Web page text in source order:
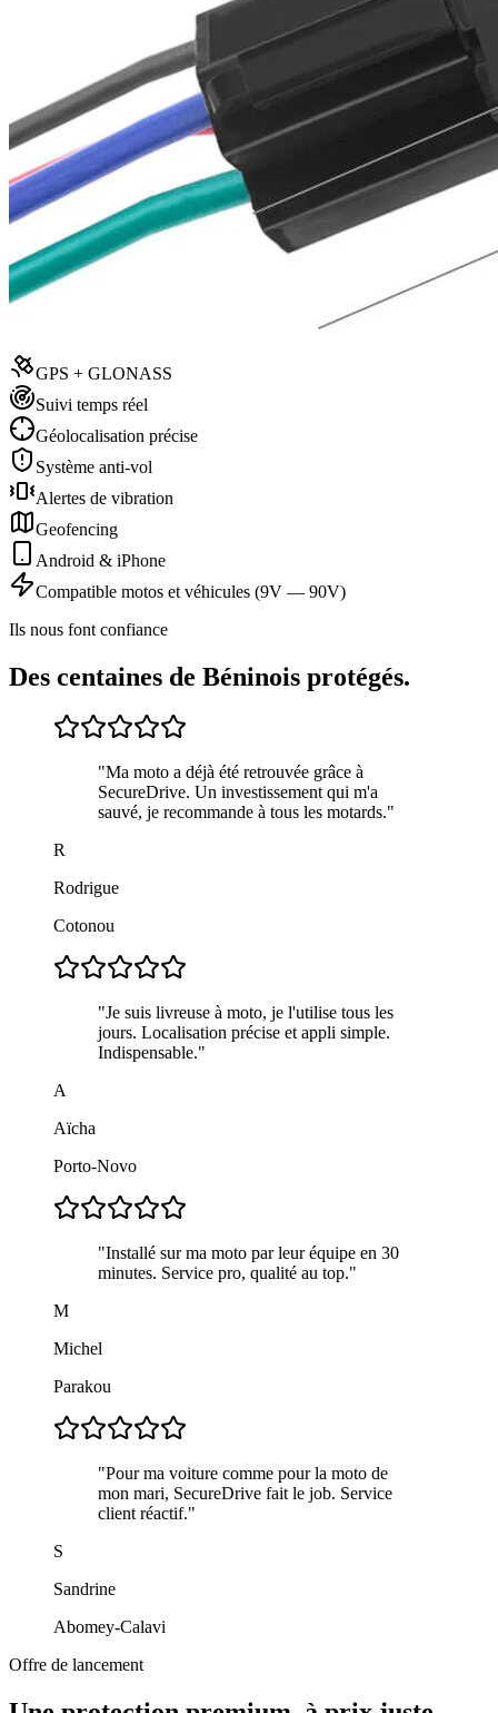
GPS + GLONASS
Suivi temps réel
Géolocalisation précise
Système anti-vol
Alertes de vibration
Geofencing
Android & iPhone
Compatible motos et véhicules (9V — 90V)
Ils nous font confiance
Des centaines de Béninois protégés.
"Ma moto a déjà été retrouvée grâce à
SecureDrive. Un investissement qui m'a
sauvé, je recommande à tous les motards."
R
Rodrigue
Cotonou
"Je suis livreuse à moto, je l'utilise tous les
jours. Localisation précise et appli simple.
Indispensable."
A
Aïcha
Porto-Novo
"Installé sur ma moto par leur équipe en 30
minutes. Service pro, qualité au top."
M
Michel
Parakou
"Pour ma voiture comme pour la moto de
mon mari, SecureDrive fait le job. Service
client réactif."
S
Sandrine
Abomey-Calavi
Offre de lancement